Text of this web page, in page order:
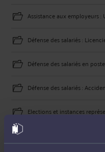
Assistance aux employeurs :
Défense des salariés :
Défense des salariés en poste
Défense des salariés :
Elections et instances
Conseil employeur :